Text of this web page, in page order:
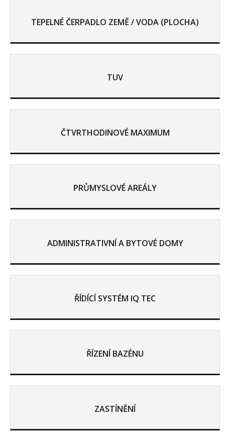
TEPELNÉ ČERPADLO ZEMĚ / VODA (PLOCHA)
TUV
ČTVRTHODINOVÉ MAXIMUM
PRŮMYSLOVÉ AREÁLY
ADMINISTRATIVNÍ A BYTOVÉ DOMY
ŘÍDÍCÍ SYSTÉM IQ TEC
ŘÍZENÍ BAZÉNU
ZASTÍNĚNÍ